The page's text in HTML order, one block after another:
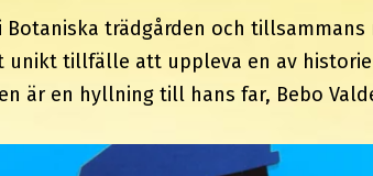
Botaniska trädgården och tillsammans
unikt tillfälle att uppleva en av
är en hyllning till hans far, Bebo